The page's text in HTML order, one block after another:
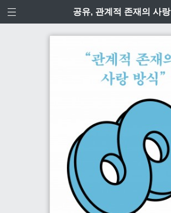
공유, 관계적 존재의 사